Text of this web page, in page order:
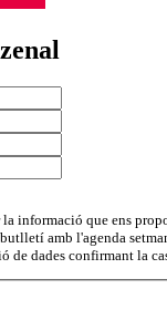
informació que ens
amb l'agenda
de dades confirmant la